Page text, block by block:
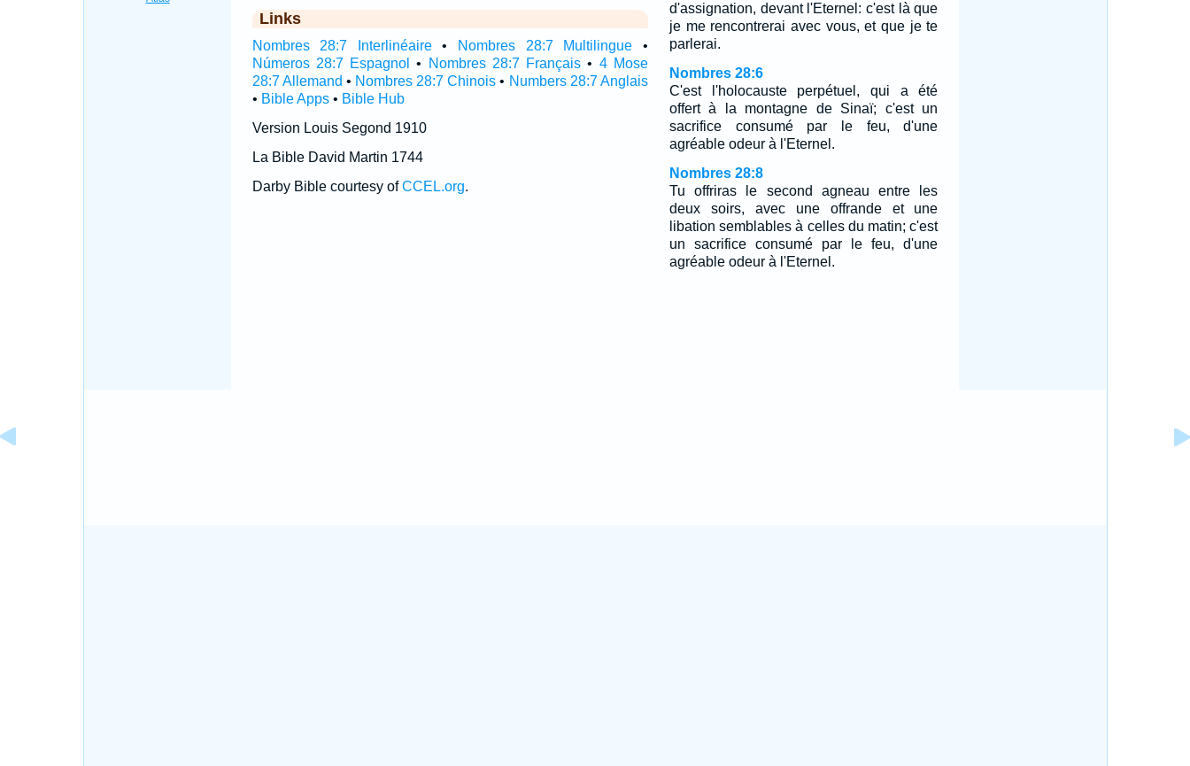
Links
Nombres 28:7 Interlinéaire• Nombres 28:7 Multilingue •
Números 28:7 Espagnol
• Nombres 28:7 Français • 4 Mose
28:7 Allemand • Nombres 28:7 Chinois • Numbers 28:7 Anglais
• Bible Apps• Bible Hub
Version Louis Segond 1910
La Bible David Martin 1744
Darby Bible courtesy ofCCEL.org.
d'assignation, devant l'Eternel: c'est là que
je me rencontrerai avec vous, et que je te
parlerai.
Nombres 28:6
C'est l'holocauste perpétuel, qui a été
offert à la montagne de Sinaï; c'est un
sacrifice consumé par le feu, d'une
agréable odeur à l'Eternel.
Nombres 28:8
Tu offriras le second agneau entre les
deux soirs, avec une offrande et une
libation semblables à celles du matin; c'est
un sacrifice consumé par le feu, d'une
agréable odeur à l'Eternel.